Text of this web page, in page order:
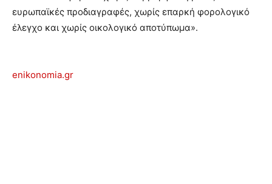
ευρωπαϊκές προδιαγραφές, χωρίς επαρκή φορολογικό
έλεγχο και χωρίς οικολογικό αποτύπωμα».
enikonomia.gr